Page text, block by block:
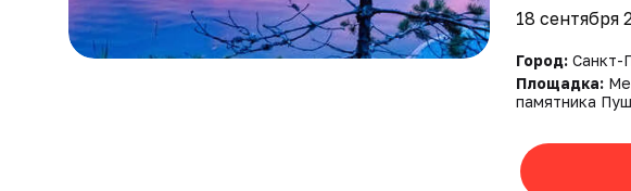
18 сентября
Город: Санкт-
Площадка:
памятника